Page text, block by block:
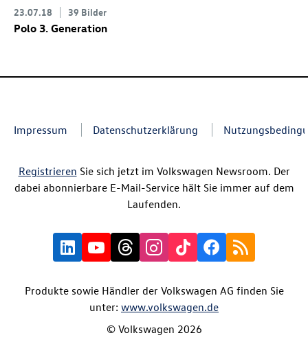
23.07.18 39 Bilder
Polo 3. Generation
Impressum Datenschutzerklärung
Registrieren Sie sich jetzt im Volkswagen Newsroom. Der
dabei abonnierbare E-Mail-Service hält Sie immer auf dem
Laufenden.
Produkte sowie Händler der Volkswagen AG finden Sie
unter: www.volkswagen.de
© Volkswagen 2026